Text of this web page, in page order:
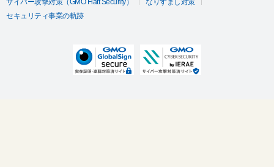
サイバー攻撃対策（GMO Flatt Security）
なりすまし対策
セキュリティ事業の軌跡